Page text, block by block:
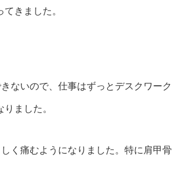
きました。
ないので、仕事はずっとデスクワーク
ました。
く痛むようになりました。特に肩甲骨